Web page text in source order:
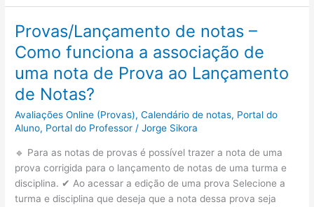
notas
Como
criar
uma
cópia
do
modelo
de
notas?
Provas/Lançamento de notas –
Como funciona a associação de
uma nota de Prova ao Lançamento
de Notas?
Avaliações Online (Provas),Calendário de notas, Portal do
Aluno, Portal do Professor /Jorge Sikora
🔹 Para as notas de provas é possível trazer a nota de uma
prova corrigida para o lançamento de notas de uma turma e
disciplina. ✔ Ao acessar a edição de uma prova Selecione a
turma e disciplina que deseja que a nota dessa prova seja